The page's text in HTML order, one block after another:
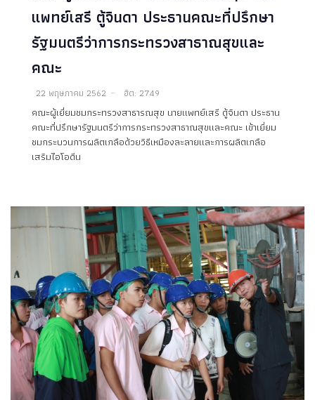
แพทย์เสรี ตู้จินดา ประธานคณะที่ปรึกษา
รัฐมนตรีว่าการกระทรวงสาธาณสุขและ
คณะ
22 พฤษภาคม 2562 ฮิต: 2749
คณะผู้เยี่ยมชมกระทรวงสาธารณสุข นายแพทย์เสรี ตู้จินดา ประธาน
คณะที่ปรึกษารัฐมนตรีว่าการกระทรวงสาธาณสุขและคณะ เข้าเยี่ยม
ชมกระบวนการผลิตเกลือด้วยวิธีเหมืองละลายและการผลิตเกลือ
เสริมไอโอดีน